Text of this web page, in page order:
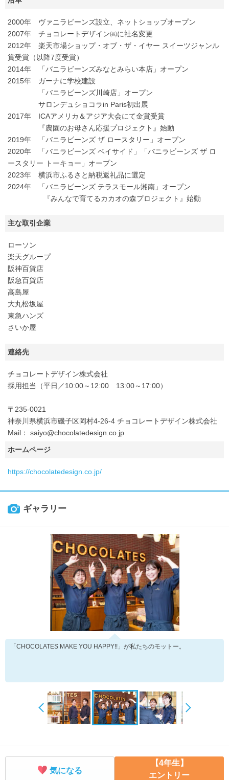
2000年 ヴァニラビーンズ設立、ネットショップオープン
2007年 チョコレートデザイン㈱に社名変更
2012年 楽天市場ショップ・オブ・ザ・イヤー スイーツジャンル
賞受賞（以降7度受賞）
2014年 「バニラビーンズみなとみらい本店」オープン
2015年 ガーナに学校建設
「バニラビーンズ川崎店」オープン
サロンデュショコラin Paris初出展
2017年 ICAアメリカ＆アジア大会にて金賞受賞
『農園のお母さん応援プロジェクト』始動
2019年 「バニラビーンズ ザ ロースタリー」オープン
2020年 「バニラビーンズ ベイサイド」「バニラビーンズ ザ ロ
ースタリー トーキョー」オープン
2023年 横浜市ふるさと納税返礼品に選定
2024年 「バニラビーンズ テラスモール湘南」オープン
『みんなで育てるカカオの森プロジェクト』始動
主な取引企業
ローソン
楽天グループ
阪神百貨店
阪急百貨店
高島屋
大丸松坂屋
東急ハンズ
さいか屋
連絡先
チョコレートデザイン株式会社
採用担当（平日／10:00～12:00 13:00～17:00）
〒235-0021
神奈川県横浜市磯子区岡村4-26-4 チョコレートデザイン株式会社
Mail： saiyo@chocolatedesign.co.jp
ホームページ
https://chocolatedesign.co.jp/
ギャラリー
「CHOCOLATES MAKE YOU HAPPY!!」が私たちのモットー。
気になる
【4年生】
エントリー